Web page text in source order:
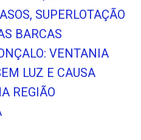
SUPERLOTAÇÃO
BARCAS
VENTANIA
LUZ E CAUSA
REGIÃO